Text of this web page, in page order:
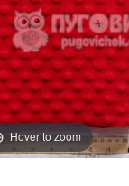
Hover to zoom